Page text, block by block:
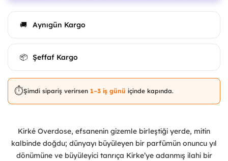
🚚 Aynıgün Kargo
📦 Şeffaf Kargo
⏱️Şimdi sipariş verirsen 1–3 iş günü içinde kapında.
Kirké Overdose, efsanenin gizemle birleştiği yerde, mitin
kalbinde doğdu; dünyayı büyüleyen bir parfümün onuncu yıl
dönümüne ve büyüleyici tanrıça Kirke’ye adanmış ilahi bir